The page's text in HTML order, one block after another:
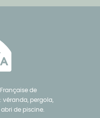
Française de
véranda, pergola,
de piscine.